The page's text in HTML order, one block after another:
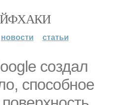
новости статьи
создал
способное